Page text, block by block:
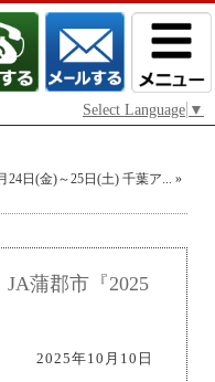
Select Language ▼
24日(金)～25日(土) 千葉ア... »
蒲郡市『2025
2025年10月10日